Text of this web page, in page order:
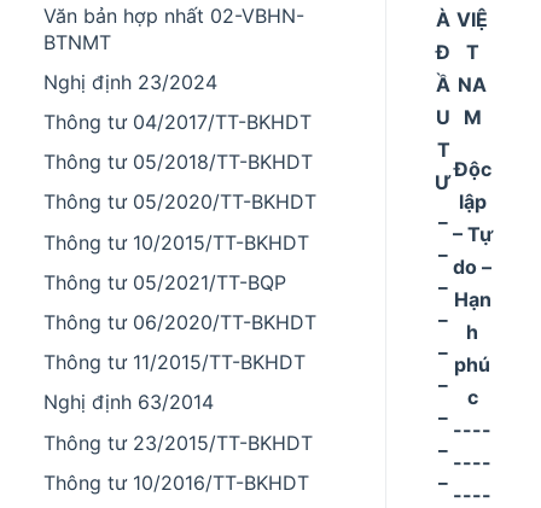
Văn bản hợp nhất 02-VBHN-
BTNMT
Nghị định 23/2024
Thông tư 04/2017/TT-BKHDT
Thông tư 05/2018/TT-BKHDT
Thông tư 05/2020/TT-BKHDT
Thông tư 10/2015/TT-BKHDT
Thông tư 05/2021/TT-BQP
Thông tư 06/2020/TT-BKHDT
Thông tư 11/2015/TT-BKHDT
Nghị định 63/2014
Thông tư 23/2015/TT-BKHDT
Thông tư 10/2016/TT-BKHDT
À
Đ
Ầ
U
T
Ư
VIỆ
T
NA
M
Độc
lập
– Tự
do –
Hạn
h
phú
c
----
----
----